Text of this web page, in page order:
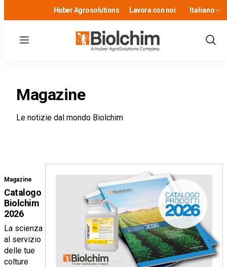
Huber Agrosolutions Lavora con noi Italiano
Menu
Show
Magazine
Le notizie dal mondo Biolchim
Magazine
Catalogo
Biolchim
2026
La scienza
al servizio
delle tue
colture